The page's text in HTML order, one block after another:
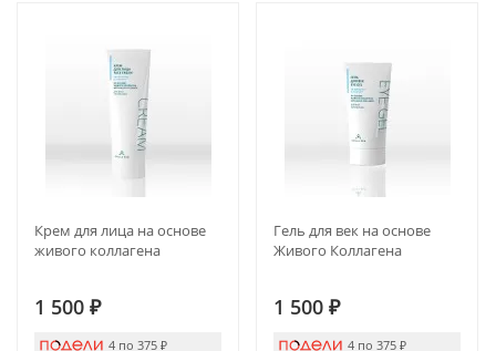
Крем для лица на основе
живого коллагена
1 500 ₽
4 по 375 ₽
Гель для век на основе
Живого Коллагена
1 500 ₽
4 по 375 ₽